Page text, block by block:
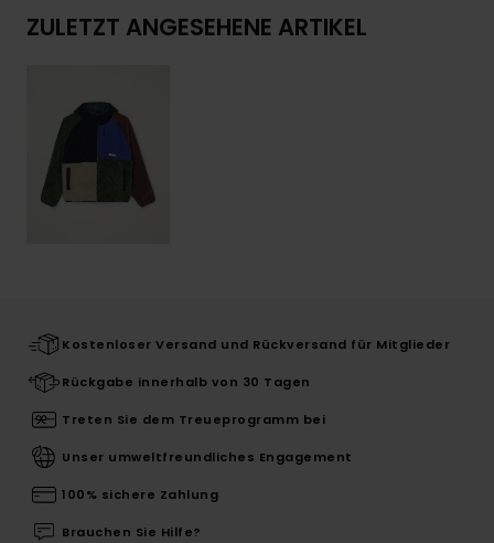
ZULETZT ANGESEHENE ARTIKEL
Kostenloser Versand und Rückversand für Mitglieder
Rückgabe innerhalb von 30 Tagen
Treten Sie dem Treueprogramm bei
Unser umweltfreundliches Engagement
100% sichere Zahlung
Brauchen Sie Hilfe?